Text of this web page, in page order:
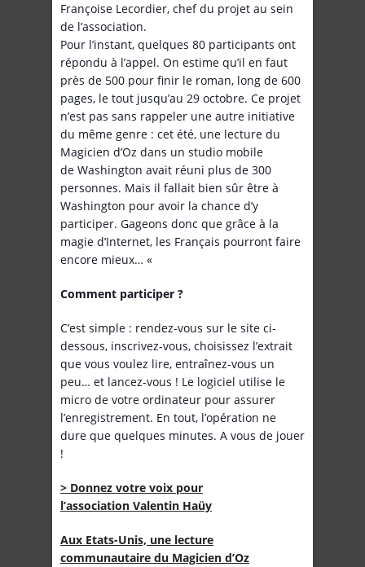
Françoise Lecordier, chef du projet au sein
de l’association.
Pour l’instant, quelques 80 participants ont
répondu à l’appel. On estime qu’il en faut
près de 500 pour finir le roman, long de 600
pages, le tout jusqu’au 29 octobre. Ce projet
n’est pas sans rappeler une autre initiative
du même genre : cet été, une lecture du
Magicien d’Oz dans un studio mobile
de Washington avait réuni plus de 300
personnes. Mais il fallait bien sûr être à
Washington pour avoir la chance d’y
participer. Gageons donc que grâce à la
magie d’Internet, les Français pourront faire
encore mieux… «
Comment participer ?
C’est simple : rendez-vous sur le site ci-
dessous, inscrivez-vous, choisissez l’extrait
que vous voulez lire, entraînez-vous un
peu… et lancez-vous ! Le logiciel utilise le
micro de votre ordinateur pour assurer
l’enregistrement. En tout, l’opération ne
dure que quelques minutes. A vous de jouer
!
> Donnez votre voix pour
l’association Valentin Haüy
Aux Etats-Unis, une lecture
communautaire du Magicien d’Oz